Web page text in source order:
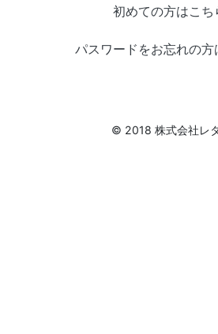
初めての方はこ
パスワードをお忘れの
© 2018 株式会社レ